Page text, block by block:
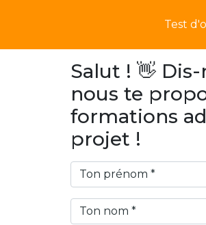
Test
Salut ! 👋
nous te
formations
projet !